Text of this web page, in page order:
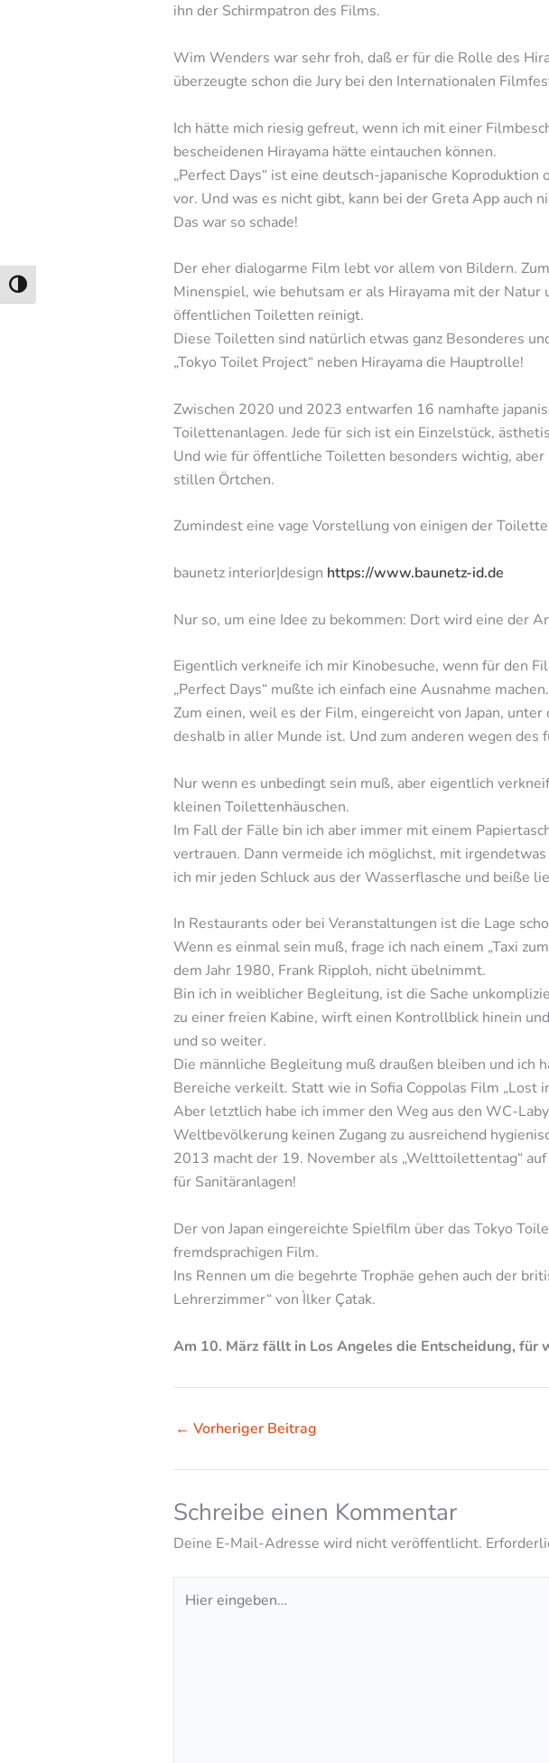
Umschalten auf hohe Kontraste
ihn der Schirmpatron des Films.
Wim Wenders war sehr froh, daß er für die Rolle des
überzeugte schon die Jury bei den Internationalen
Ich hätte mich riesig gefreut, wenn ich mit einer
bescheidenen Hirayama hätte eintauchen können.
„Perfect Days“ ist eine deutsch-japanische
vor. Und was es nicht gibt, kann bei der Greta App auch
Das war so schade!
Der eher dialogarme Film lebt vor allem von Bildern.
Minenspiel, wie behutsam er als Hirayama mit der
öffentlichen Toiletten reinigt.
Diese Toiletten sind natürlich etwas ganz Besonderes
„Tokyo Toilet Project“ neben Hirayama die Hauptrolle!
Zwischen 2020 und 2023 entwarfen 16 namhafte
Toilettenanlagen. Jede für sich ist ein Einzelstück,
Und wie für öffentliche Toiletten besonders wichtig,
stillen Örtchen.
Zumindest eine vage Vorstellung von einigen der
baunetz interior|design https://www.baunetz-id.de
Nur so, um eine Idee zu bekommen: Dort wird eine der
Eigentlich verkneife ich mir Kinobesuche, wenn für den
„Perfect Days“ mußte ich einfach eine Ausnahme machen.
Zum einen, weil es der Film, eingereicht von Japan,
deshalb in aller Munde ist. Und zum anderen wegen
Nur wenn es unbedingt sein muß, aber eigentlich
kleinen Toilettenhäuschen.
Im Fall der Fälle bin ich aber immer mit einem
vertrauen. Dann vermeide ich möglichst, mit
ich mir jeden Schluck aus der Wasserflasche und beiße
In Restaurants oder bei Veranstaltungen ist die Lage
Wenn es einmal sein muß, frage ich nach einem „Taxi
dem Jahr 1980, Frank Ripploh, nicht übelnimmt.
Bin ich in weiblicher Begleitung, ist die Sache
zu einer freien Kabine, wirft einen Kontrollblick hinein
und so weiter.
Die männliche Begleitung muß draußen bleiben und ich
Bereiche verkeilt. Statt wie in Sofia Coppolas Film „Lost
Aber letztlich habe ich immer den Weg aus den WC-
Weltbevölkerung keinen Zugang zu ausreichend
2013 macht der 19. November als „Welttoilettentag“
für Sanitäranlagen!
Der von Japan eingereichte Spielfilm über das Tokyo
fremdsprachigen Film.
Ins Rennen um die begehrte Trophäe gehen auch der
Lehrerzimmer“ von Ìlker Çatak.
Am 10. März fällt in Los Angeles die Entscheidung,
← Vorheriger Beitrag
Schreibe einen Kommentar
Deine E-Mail-Adresse wird nicht veröffentlicht.
eingeben…